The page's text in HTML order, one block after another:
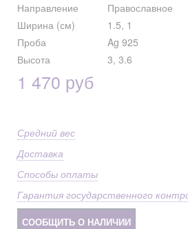
Направление
Православное
Ширина (см)
1.5, 1
Проба
Ag 925
Высота
3, 3.6
1 470 руб
Средний вес
Доставка
Способы оплаты
Гарантия государственного
СООБЩИТЬ О НАЛИЧИИ